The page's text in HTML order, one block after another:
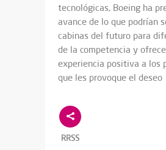
tecnológicas, Boeing ha
avance de lo que podrían
cabinas del futuro para
de la competencia y
experiencia positiva a los
que les provoque el deseo
RRSS